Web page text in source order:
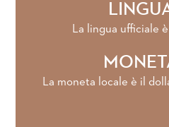
La lingua ufficiale è
La moneta locale è il